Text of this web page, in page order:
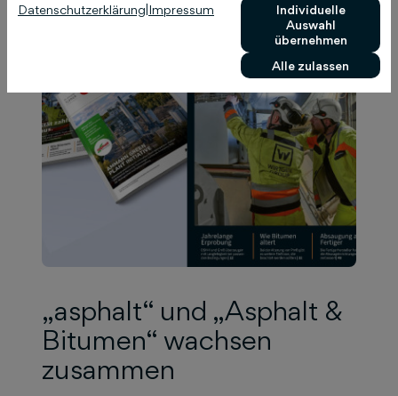
„asphalt“ und „Asphalt &
Bitumen“ wachsen
zusammen
Datenschutzerklärung Impressum
Individuelle
Auswahl
übernehmen
Alle zulassen